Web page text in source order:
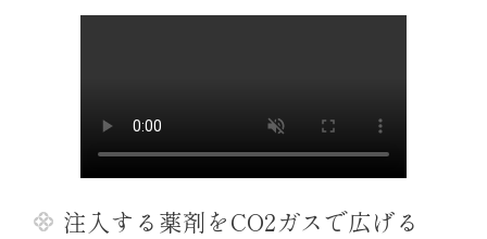
注入する薬剤をCO2ガスで広げる